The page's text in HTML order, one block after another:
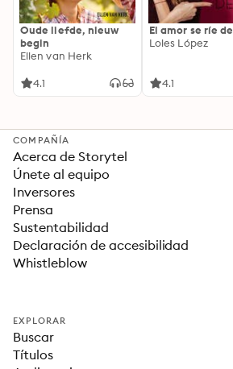
Oude liefde, nieuw
begin
Ellen van Herk
4.1
El amor se ríe
Loles López
4.1
COMPAÑÍA
Acerca de Storytel
Únete al equipo
Inversores
Prensa
Sustentabilidad
Declaración de accesibilidad
Whistleblow
EXPLORAR
Buscar
Títulos